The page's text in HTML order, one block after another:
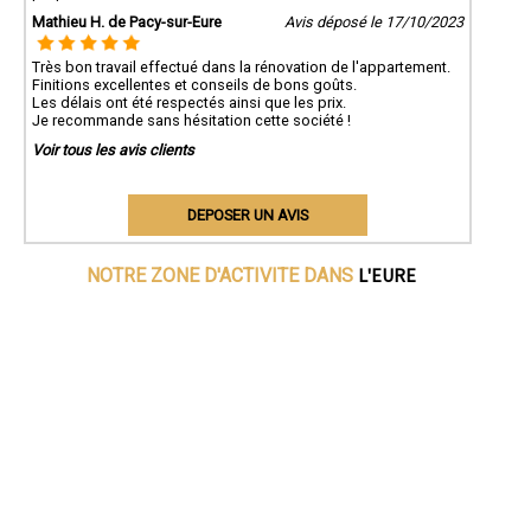
Mathieu H. de Pacy-sur-Eure
Avis déposé le 17/10/2023
Très bon travail effectué dans la rénovation de l'appartement.
Finitions excellentes et conseils de bons goûts.
Les délais ont été respectés ainsi que les prix.
Je recommande sans hésitation cette société !
Voir tous les avis clients
DEPOSER UN AVIS
NOTRE ZONE D'ACTIVITE DANS L'EURE